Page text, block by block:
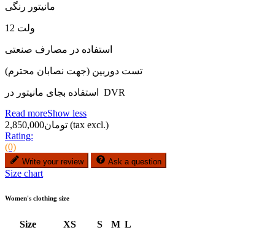
مانیتور رنگی
12 ولت
استفاده در مصارف صنعتی
تست دوربین (جهت نصابان محترم)
استفاده بجای مانیتور در DVR
Read moreShow less
تومان2,850,000 (tax excl.)
Rating:
(0)
Write your review Ask a question
Size chart
Women's clothing size
Size XS S M L